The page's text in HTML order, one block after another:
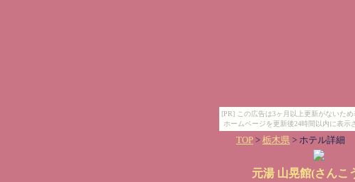
[PR] この広告は3ヶ月以上更新がないため
ホームページを更新後24時間以内に表示
TOP > 栃木県 > ホテル詳細
元湯 山晃館(さんこ